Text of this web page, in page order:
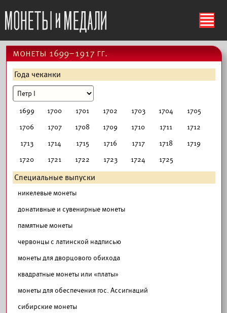
ś
монеты 1699–1917 гг.
Года чеканки
1699 1700 1701 1702 1703 1704
1705
1706
1707 1708 1709 1710 1711
1712
1713
1714 1715 1716 1717 1718
1719
1720
1721 1722 1723 1724 1725
Специальные выпуски
никелевые монеты
донативные и сувенирные монеты
памятные монеты
червонцы с латинской надписью
монеты для дворцового обихода
квадратные монеты или «платы»
монеты для обеспечения гос. Ассигнаций
сибирские монеты